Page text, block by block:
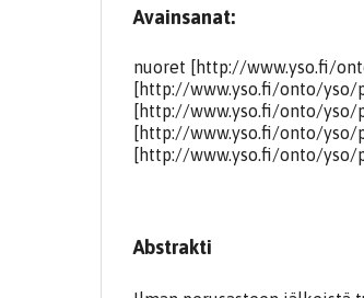
Avainsanat:
nuoret [http://www.yso.fi/
[http://www.yso.fi/onto/yso/
[http://www.yso.fi/onto/yso/
[http://www.yso.fi/onto/yso/
[http://www.yso.fi/onto/yso/
Abstrakti